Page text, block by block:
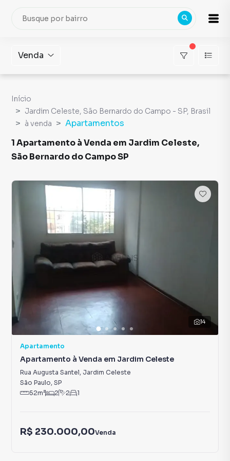
Venda
Início
Jardim Celeste, São Bernardo do Campo - SP, Brasil
à venda
Apartamentos
1 Apartamento à Venda em Jardim Celeste,
São Bernardo do Campo SP
14
Apartamento
Apartamento à Venda em Jardim Celeste
Rua Augusta Santel, Jardim Celeste
São Paulo, SP
52m² 2 2 1
R$ 230.000,00Venda